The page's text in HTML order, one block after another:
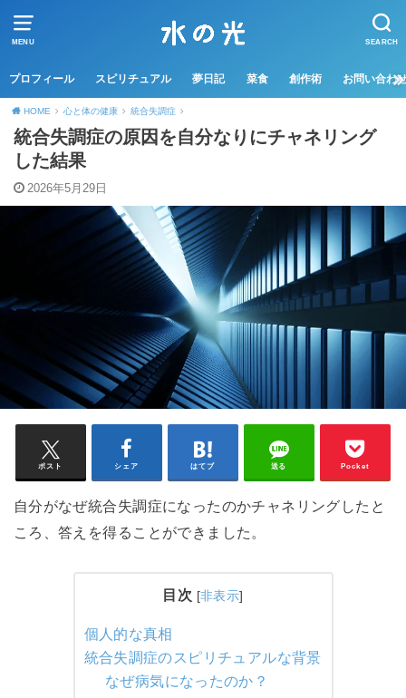
MENU SEARCH
プロフィール スピリチュアル 夢日記 菜食 創作術 お問い合わ
HOME 心と体の健康 統合失調症
統合失調症の原因を自分なりにチャネリング
した結果
2026年5月29日
ポスト シェア はてブ 送る Pocket
自分がなぜ統合失調症になったのかチャネリングしたと
ころ、答えを得ることができました。
目次 [非表示]
個人的な真相
統合失調症のスピリチュアルな背景
なぜ病気になったのか？